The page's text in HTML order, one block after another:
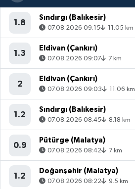
1.8
Sındırgı (Balıkesir)
07.08.2026 09:15 11.05 km
1.3
Eldivan (Çankırı)
07.08.2026 09:07 7 km
2
Eldivan (Çankırı)
07.08.2026 09:03 11.06 km
1.2
Sındırgı (Balıkesir)
07.08.2026 08:45 8.18 km
0.9
Pütürge (Malatya)
07.08.2026 08:42 7 km
1.2
Doğanşehir (Malatya)
07.08.2026 08:22 9.5 km